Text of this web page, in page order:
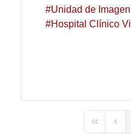
Unidad de
Hospital Clínico
First Page